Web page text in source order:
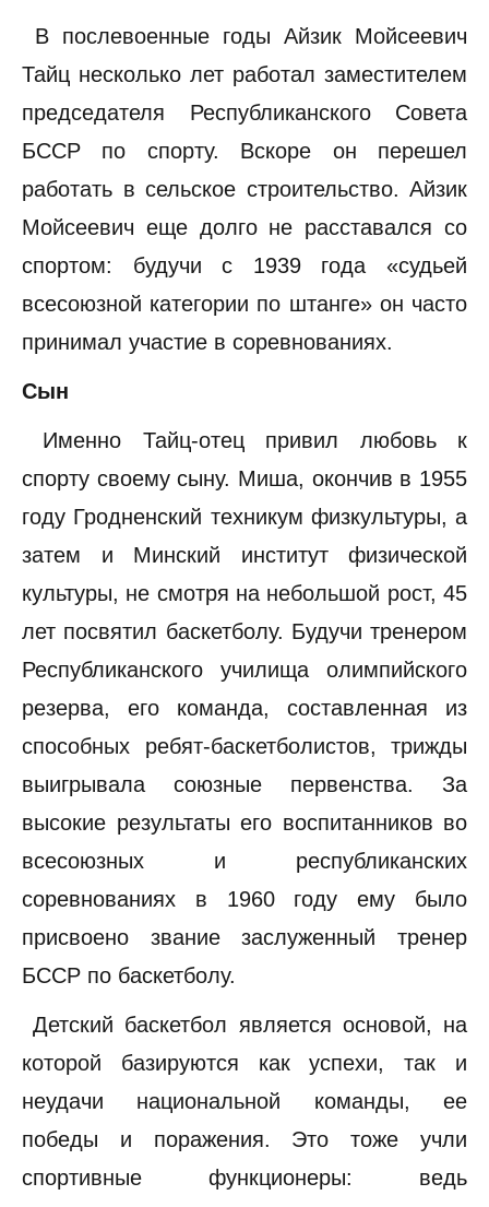
В послевоенные годы Айзик Мойсеевич
Тайц несколько лет работал заместителем
председателя Республиканского Совета
БССР по спорту. Вскоре он перешел
работать в сельское строительство. Айзик
Мойсеевич еще долго не расставался со
спортом: будучи с 1939 года «судьей
всесоюзной категории по штанге» он часто
принимал участие в соревнованиях.
Сын
Именно Тайц-отец привил любовь к
спорту своему сыну. Миша, окончив в 1955
году Гродненский техникум физкультуры, а
затем и Минский институт физической
культуры, не смотря на небольшой рост, 45
лет посвятил баскетболу. Будучи тренером
Республиканского училища олимпийского
резерва, его команда, составленная из
способных ребят-баскетболистов, трижды
выигрывала союзные первенства. За
высокие результаты его воспитанников во
всесоюзных и республиканских
соревнованиях в 1960 году ему было
присвоено звание заслуженный тренер
БССР по баскетболу.
Детский баскетбол является основой, на
которой базируются как успехи, так и
неудачи национальной команды, ее
победы и поражения. Это тоже учли
спортивные функционеры: ведь